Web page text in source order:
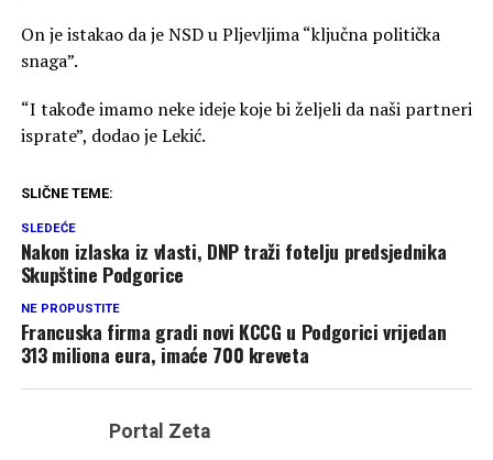
On je istakao da je NSD u Pljevljima “ključna politička
snaga”.
“I takođe imamo neke ideje koje bi željeli da naši partneri
isprate”, dodao je Lekić.
SLIČNE TEME:
SLEDEĆE
Nakon izlaska iz vlasti, DNP traži fotelju predsjednika
Skupštine Podgorice
NE PROPUSTITE
Francuska firma gradi novi KCCG u Podgorici vrijedan
313 miliona eura, imaće 700 kreveta
Portal Zeta